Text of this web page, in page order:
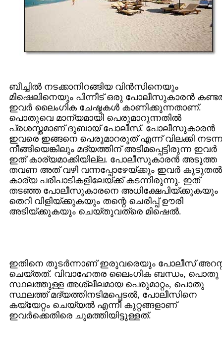
ബീച്ചില്‍ നടക്കാനിറങ്ങിയ വിന്‍സിനെയും
മിഷെലിനെയും പിന്നീട് ഒരു പോലീസുകാരന്‍
ഇവര്‍ ലൈംഗിക ചേഷ്ടകള്‍ കാണിക്കുന്നതാണ്.
പൊതുവെ മാന്യമായി പെരുമാറുന്നതില്‍
പ്രശസ്തമാണ് ദുബായ് പോലീസ്. പോലീസുകാരന്‍
ഇവരെ ഇങ്ങനെ പെരുമാറരുത് എന്ന് വിലക്കി
നീങ്ങിയെങ്കിലും മദ്യത്തിന് അടിമപ്പെട്ടിരുന്ന ഇവര്‍
ഇത് കാര്യമാക്കിയില്ല. പോലീസുകാരന്‍ അടുത്ത
തവണ അത് വഴി വന്നപ്പോഴേയ്ക്കും ഇവര്‍ കൂടുതല്‍
കാര്യ പരിപാടികളിലേയ്ക്ക് കടന്നിരുന്നു. ഇത്
തടഞ്ഞ പോലീസുകാരനെ അധിക്ഷേപിയ്ക്കുകയും
തെറി വിളിയ്ക്കുകയും തന്റെ ചെരിപ്പ് ഊരി
അടിയ്ക്കുകയും ചെയ്തുവത്രെ മിഷെല്‍.
ഇതിനെ തുടര്‍ന്നാണ് ഇരുവരെയും പോലീസ്
ചെയ്തത്. വിവാഹേതര ലൈംഗിക ബന്ധം, പൊതു
സ്ഥലത്തുള്ള അശ്ലീലമായ പെരുമാറ്റം, പൊതു
സ്ഥലത്ത് മദ്യത്തിനടിമപ്പെടല്‍, പോലീസിനെ
കയ്യേറ്റം ചെയ്യല്‍ എന്നീ കുറ്റങ്ങളാണ്
ഇവര്‍ക്കെതിരെ ചുമത്തിയിട്ടുള്ളത്.